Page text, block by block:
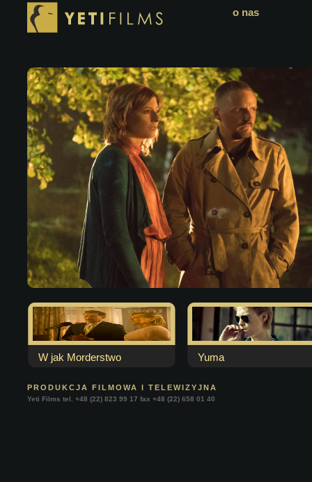
o nas
W jak Morderstwo Yuma
PRODUKCJA FILMOWA I TELEWIZYJNA
Yeti Films tel. +48 (22) 823 99 17 fax +48 (22) 658 01 40